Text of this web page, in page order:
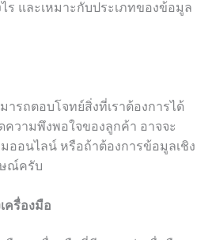
ร และเหมาะกับประเภทของข้อมูล
ารถตอบโจทย์สิ่งที่เราต้องการได้
ความพึงพอใจของลูกค้า อาจจะ
ออนไลน์ หรือถ้าต้องการข้อมูลเชิง
ษณ์ครับ
ครื่องมือ